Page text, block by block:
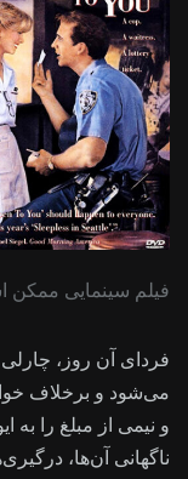
فیلم سینمایی ممکن
فردای آن روز،
می‌شود و برخلاف
و نیمی از مبلغ را
ناگهانی آن‌ها،